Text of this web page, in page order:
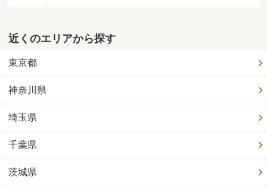
近くのエリアから探す
東京都
神奈川県
埼玉県
千葉県
茨城県